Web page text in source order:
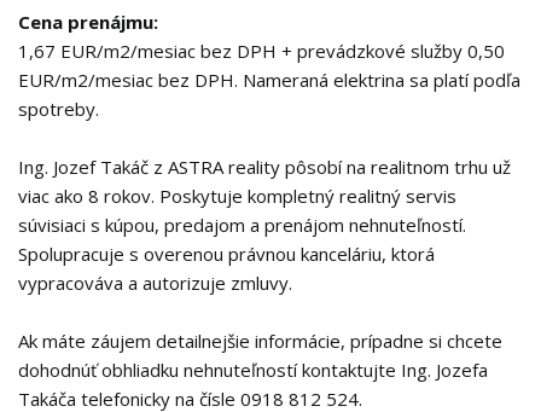
Cena prenájmu:
1,67 EUR/m2/mesiac bez DPH + prevádzkové služby 0,50
EUR/m2/mesiac bez DPH. Nameraná elektrina sa platí podľa
spotreby.
Ing. Jozef Takáč z ASTRA reality pôsobí na realitnom trhu už
viac ako 8 rokov. Poskytuje kompletný realitný servis
súvisiaci s kúpou, predajom a prenájom nehnuteľností.
Spolupracuje s overenou právnou kanceláriu, ktorá
vypracováva a autorizuje zmluvy.
Ak máte záujem detailnejšie informácie, prípadne si chcete
dohodnúť obhliadku nehnuteľností kontaktujte Ing. Jozefa
Takáča telefonicky na čísle 0918 812 524.